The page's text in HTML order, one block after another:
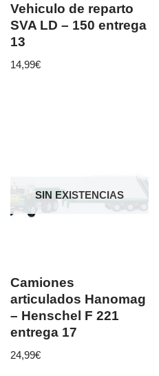
Vehiculo de reparto
SVA LD – 150 entrega
13
14,99€
SIN EXISTENCIAS
Camiones
articulados Hanomag
– Henschel F 221
entrega 17
24,99€